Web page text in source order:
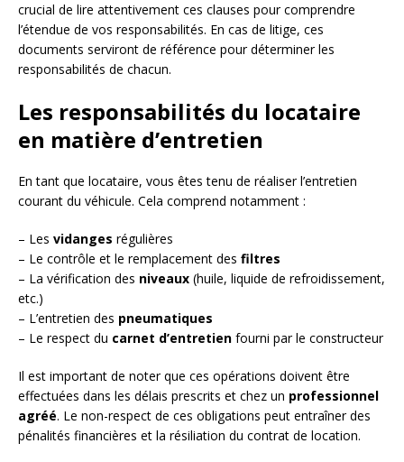
crucial de lire attentivement ces clauses pour comprendre
l’étendue de vos responsabilités. En cas de litige, ces
documents serviront de référence pour déterminer les
responsabilités de chacun.
Les responsabilités du locataire
en matière d’entretien
En tant que locataire, vous êtes tenu de réaliser l’entretien
courant du véhicule. Cela comprend notamment :
– Les vidanges régulières
– Le contrôle et le remplacement des filtres
– La vérification des niveaux (huile, liquide de refroidissement,
etc.)
– L’entretien des pneumatiques
– Le respect du carnet d’entretien fourni par le constructeur
Il est important de noter que ces opérations doivent être
effectuées dans les délais prescrits et chez un professionnel
agréé. Le non-respect de ces obligations peut entraîner des
pénalités financières et la résiliation du contrat de location.